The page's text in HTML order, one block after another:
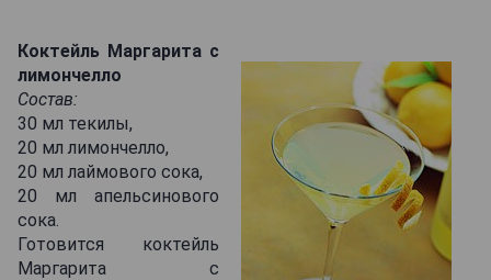
Коктейль Маргарита с
лимончелло
Состав:
30 мл текилы,
20 мл лимончелло,
20 мл лаймового сока,
20 мл апельсинового
сока.
Готовится коктейль
Маргарита с